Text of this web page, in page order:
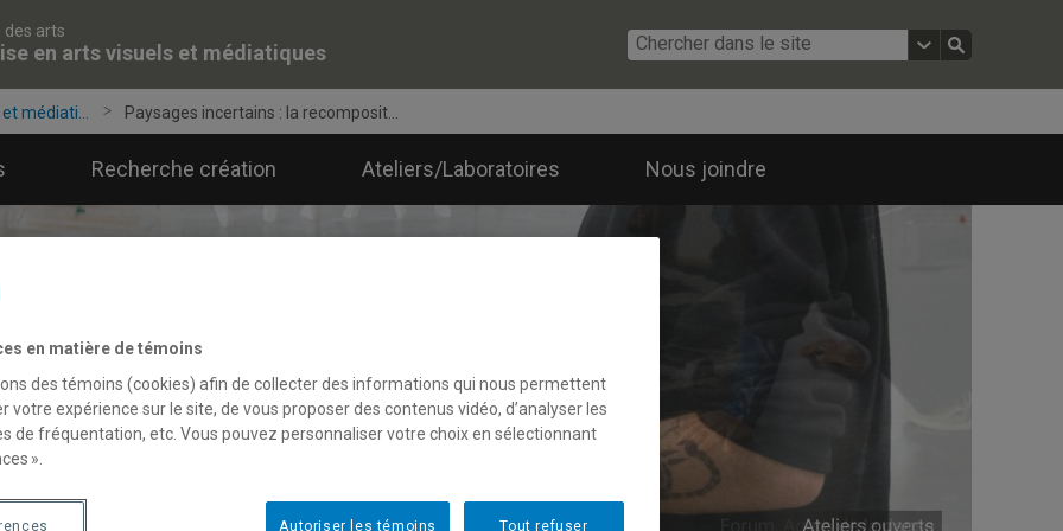
des arts
en arts visuels et médiatiques
médiati... Paysages incertains : la recomposit...
Recherche création Ateliers/Laboratoires Nous joindre
en matière de témoins
des témoins (cookies) afin de collecter des informations qui nous permettent
votre expérience sur le site, de vous proposer des contenus vidéo, d’analyser les
de fréquentation, etc. Vous pouvez personnaliser votre choix en sélectionnant
».
Tout refuser
Autoriser les témoins